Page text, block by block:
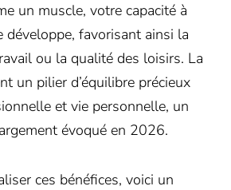
un muscle, votre capacité à
développe, favorisant ainsi la
ou la qualité des loisirs. La
un pilier d’équilibre précieux
et vie personnelle, un
évoqué en 2026.
ces bénéfices, voici un